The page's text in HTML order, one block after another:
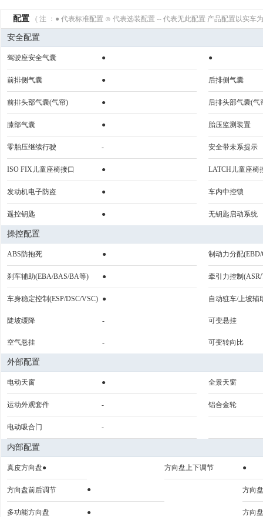
配置 ( 注 ：● 代表标准配置 ⊙ 代表选装配置 -- 代表无此配置 产品配置以实车
安全配置
驾驶座安全气囊 ● ●
前排侧气囊 ● 后排侧气囊
前排头部气囊(气帘) ● 后排头部气囊(气
膝部气囊 ● 胎压监测装置
零胎压继续行驶 - 安全带未系提示
ISO FIX儿童座椅接口 ● LATCH儿童座椅
发动机电子防盗 ● 车内中控锁
遥控钥匙 ● 无钥匙启动系统
操控配置
ABS防抱死 ● 制动力分配
刹车辅助(EBA/BAS/BA等) ● 牵引力控制(ASR/
车身稳定控制(ESP/DSC/VSC) ● 自动驻车/上坡辅
陡坡缓降 - 可变悬挂
空气悬挂 - 可变转向比
外部配置
电动天窗 ● 全景天窗
运动外观套件 - 铝合金轮
电动吸合门 -
内部配置
真皮方向盘● 方向盘上下调节 ●
方向盘前后调节 ● 方向
多功能方向盘 ● 方向